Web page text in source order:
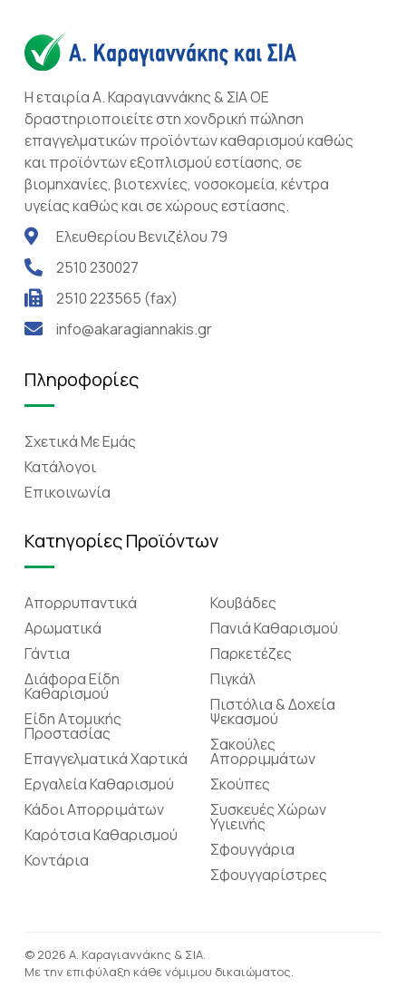
Η εταιρία Α. Καραγιαννάκης & ΣΙΑ ΟΕ
δραστηριοποιείτε στη χονδρική πώληση
επαγγελματικών προϊόντων καθαρισμού καθώς
και προϊόντων εξοπλισμού εστίασης, σε
βιομηχανίες, βιοτεχνίες, νοσοκομεία, κέντρα
υγείας καθώς και σε χώρους εστίασης.
Ελευθερίου Βενιζέλου 79
2510 230027
2510 223565 (fax)
info@akaragiannakis.gr
Πληροφορίες
Σχετικά Mε Eμάς
Κατάλογοι
Επικοινωνία
Κατηγορίες Προϊόντων
Απορρυπαντικά
Αρωματικά
Γάντια
Διάφορα Είδη
Καθαρισμού
Είδη Ατομικής
Προστασίας
Επαγγελματικά Χαρτικά
Εργαλεία Καθαρισμού
Κάδοι Απορριμάτων
Καρότσια Καθαρισμού
Κοντάρια
Κουβάδες
Πανιά Καθαρισμού
Παρκετέζες
Πιγκάλ
Πιστόλια & Δοχεία
Ψεκασμού
Σακούλες
Απορριμμάτων
Σκούπες
Συσκευές Χώρων
Υγιεινής
Σφουγγάρια
Σφουγγαρίστρες
© 2026 Α. Καραγιαννάκης & ΣΙΑ.
Με την επιφύλαξη κάθε νόμιμου δικαιώματος.